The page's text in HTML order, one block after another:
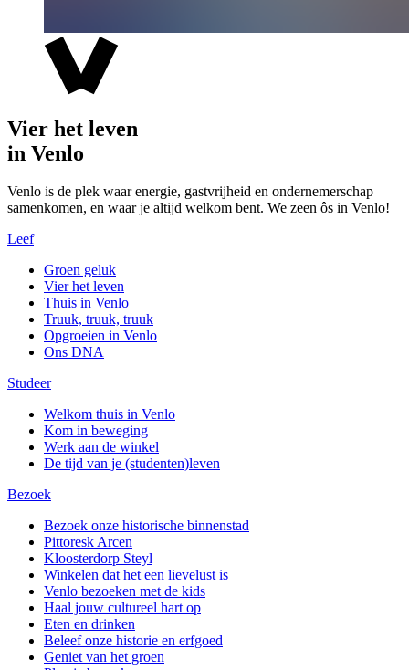
Vier het leven
in Venlo
Venlo is de plek waar energie, gastvrijheid en ondernemerschap
samenkomen, en waar je altijd welkom bent. We zeen ôs in Venlo!
Leef
Groen geluk
Vier het leven
Thuis in Venlo
Truuk, truuk, truuk
Opgroeien in Venlo
Ons DNA
Studeer
Welkom thuis in Venlo
Kom in beweging
Werk aan de winkel
De tijd van je (studenten)leven
Bezoek
Bezoek onze historische binnenstad
Pittoresk Arcen
Kloosterdorp Steyl
Winkelen dat het een lievelust is
Venlo bezoeken met de kids
Haal jouw cultureel hart op
Eten en drinken
Beleef onze historie en erfgoed
Geniet van het groen